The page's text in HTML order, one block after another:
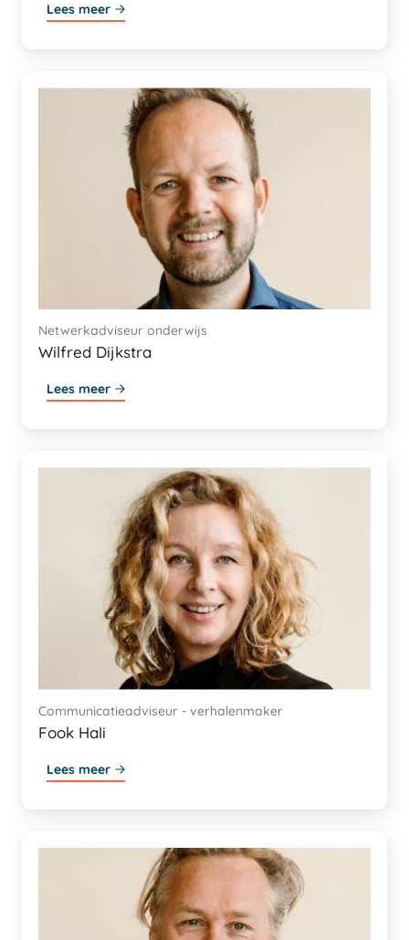
Lees meer
Wilfred Dijkstra
Netwerkadviseur onderwijs
Lees meer
Fook Hali
Communicatieadviseur - verhalenmaker
Lees meer